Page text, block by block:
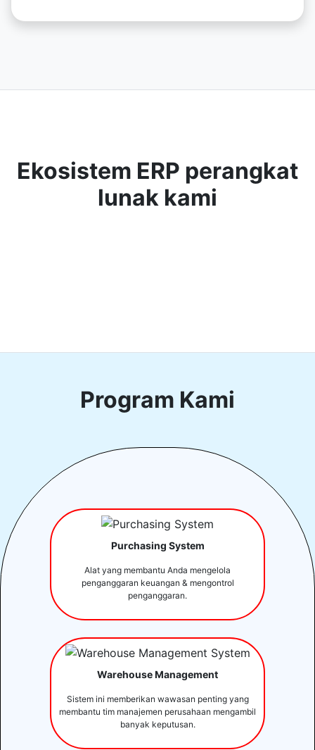
Ekosistem ERP perangkat
lunak kami
Program Kami
Purchasing System
Alat yang membantu Anda mengelola
penganggaran keuangan & mengontrol
penganggaran.
Warehouse Management
Sistem ini memberikan wawasan penting yang
membantu tim manajemen perusahaan mengambil
banyak keputusan.